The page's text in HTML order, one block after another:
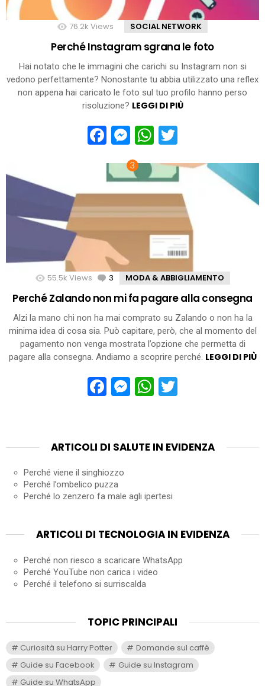
76.2k Views SOCIAL NETWORK
Perché Instagram sgrana le foto
Hai notato che le immagini che carichi su Instagram non si
vedono perfettamente? Nonostante tu abbia utilizzato una reflex
non appena hai caricato le foto sul tuo profilo hanno perso
risoluzione? LEGGI DI PIÙ
Facebook
Messenger
WhatsApp
55.5k Views 3 Comments
MODA & ABBIGLIAMENTO
Perché Zalando non mi fa pagare alla consegna
Alzi la mano chi non ha mai comprato su Zalando o non ha la
minima idea di cosa sia. Può capitare, però, che al momento del
pagamento non venga mostrata l’opzione che permetta di
pagare alla consegna. Andiamo a scoprire perché. LEGGI DI PIÙ
Facebook
Messenger
WhatsApp
ARTICOLI DI SALUTE IN EVIDENZA
Perché viene il singhiozzo
Perché l’ombelico puzza
Perché lo zenzero fa male agli ipertesi
ARTICOLI DI TECNOLOGIA IN EVIDENZA
Perché non riesco a scaricare WhatsApp
Perché YouTube non carica i video
Perché il telefono si surriscalda
TOPIC PRINCIPALI
Curiosità su Harry Potter
Domande sul caffè
Guide su Facebook
Guide su Instagram
Guide su WhatsApp